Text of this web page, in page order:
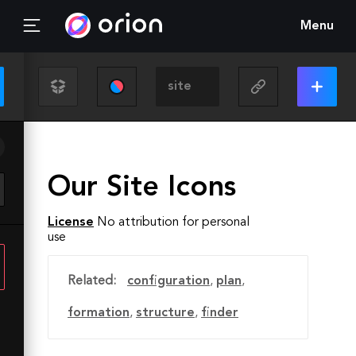
Menu
Our Site Icons
License No attribution for personal
use
Related: configuration, plan,
formation, structure, finder